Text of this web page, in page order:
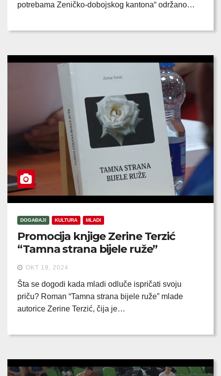
potrebama Zeničko-dobojskog kantona“ održano…
DOGAĐAJI KULTURA MLADI
Promocija knjige Zerine Terzić
“Tamna strana bijele ruže”
OKT 19, 2024
Šta se dogodi kada mladi odluče ispričati svoju
priču? Roman “Tamna strana bijele ruže” mlade
autorice Zerine Terzić, čija je…